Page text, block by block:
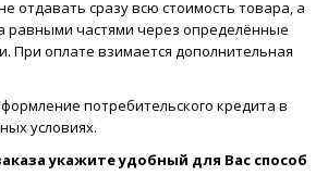
отдавать сразу всю стоимость товара, а
равными частями через определённые
При оплате взимается дополнительная
потребительского кредита в
условиях.
укажите удобный для Вас способ